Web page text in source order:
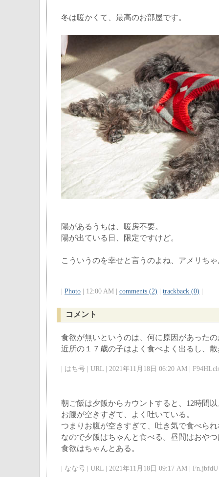
冬は暖かくて、最高のお部屋です。
陽があるうちは、暖房不要。
陽が出ている日、限定ですけど。
こういうのを幸せと言うのよね、アメリち
Photo | 12:00 AM | comments (2) trackback (0)
コメント
食欲が無いというのは、何に原因があった
近所の１７歳の子はよく食べよく出るし、
| はち号 | URL | 2021年11月18日 06:20 AM |
朝ご飯は夕飯からカウントすると、12時間
お腹が空きすぎて、よく吐いている。
つまりお腹が空きすぎて、吐き気で食べら
なので夕飯はちゃんと食べる。昼間はおや
食欲はちゃんとある。
| なな号 | URL | 2021年11月18日 09:17 AM |